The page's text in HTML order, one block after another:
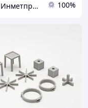
ТОО Инметпром 100%